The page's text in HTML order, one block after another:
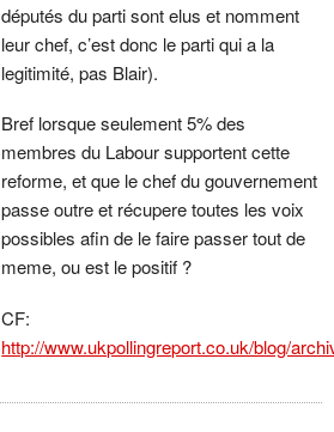
députés du parti sont elus et nomment
leur chef, c’est donc le parti qui a la
legitimité, pas Blair).
Bref lorsque seulement 5% des
membres du Labour supportent cette
reforme, et que le chef du gouvernement
passe outre et récupere toutes les voix
possibles afin de le faire passer tout de
meme, ou est le positif ?
CF:
http://www.ukpollingreport.co.uk/blog/